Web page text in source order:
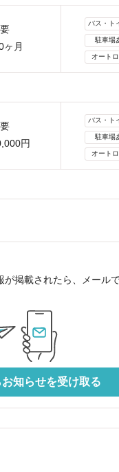
ヶ月
バス・ト
駐車場
オート
円
バス・ト
駐車場
オート
掲載されたら、メール
知らせを受け取る